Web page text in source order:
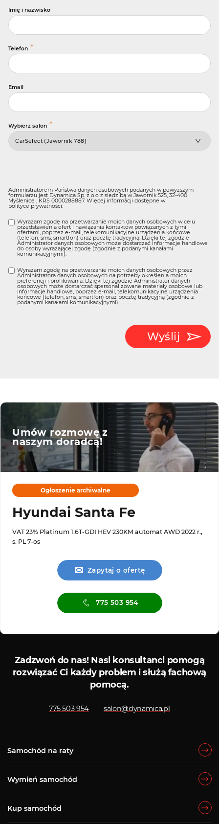
Imię i nazwisko
Telefon *
Email
Wybierz salon *
Administratorem Państwa danych osobowych podanych w powyższym
formularzu jest Dynamica Sp. z o.o z siedzibą w Jawornik 525, 32-400
Myślenice , KRS 0000288887. Więcej informacji dostępne w
polityce prywatności
Wyrażam zgodę na przetwarzanie moich danych osobowych w celu
przedstawienia ofert i nawiązania kontaktów powiązanych z tymi
ofertami, poprzez e-mail, telekomunikacyjne urządzenia końcowe
(telefon, sms, smartfon) oraz pocztę tradycyjną. Dzięki tej zgodzie
Administrator danych osobowych może dostarczać informacje handlowe
do osoby wyrażającej zgodę (zgodnie z podanymi kanałami
komunikacyjnymi).
Wyrażam zgodę na przetwarzanie moich danych osobowych przez
Administratora danych osobowych na potrzeby określenia moich
preferencji i profilowania. Dzięki tej zgodzie Administrator danych
osobowych może dostarczać spersonalizowane materiały osobowe lub
informacje handlowe, poprzez e-mail, telekomunikacyjne urządzenia
końcowe (telefon, sms, smartfon) oraz pocztę tradycyjną (zgodnie z
podanymi kanałami komunikacyjnymi).
Wyślij
Umów rozmowę z
naszym doradcą!
Ogłoszenie archiwalne
Hyundai Santa Fe
VAT 23% Platinum 1.6T-GDI HEV 230KM automat AWD 2022 r.,
s. PL 7-os
✉ Zapytaj o ofertę
775 503 954
Zadzwoń do nas!Nasi konsultanci pomogą
rozwiązać Ci każdy problem i służą fachową
pomocą.
775 503 954 salon@dynamica.pl
Samochód na raty
Wymień samochód
Kup samochód